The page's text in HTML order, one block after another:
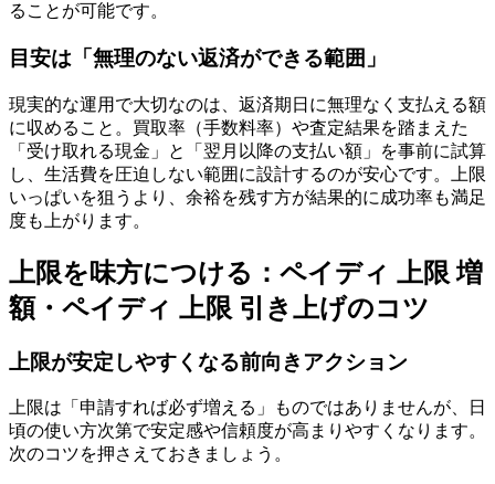
ることが可能です。
目安は「無理のない返済ができる範囲」
現実的な運用で大切なのは、返済期日に無理なく支払える額
に収めること。買取率（手数料率）や査定結果を踏まえた
「受け取れる現金」と「翌月以降の支払い額」を事前に試算
し、生活費を圧迫しない範囲に設計するのが安心です。上限
いっぱいを狙うより、余裕を残す方が結果的に成功率も満足
度も上がります。
上限を味方につける：ペイディ 上限 増
額・ペイディ 上限 引き上げのコツ
上限が安定しやすくなる前向きアクション
上限は「申請すれば必ず増える」ものではありませんが、日
頃の使い方次第で安定感や信頼度が高まりやすくなります。
次のコツを押さえておきましょう。